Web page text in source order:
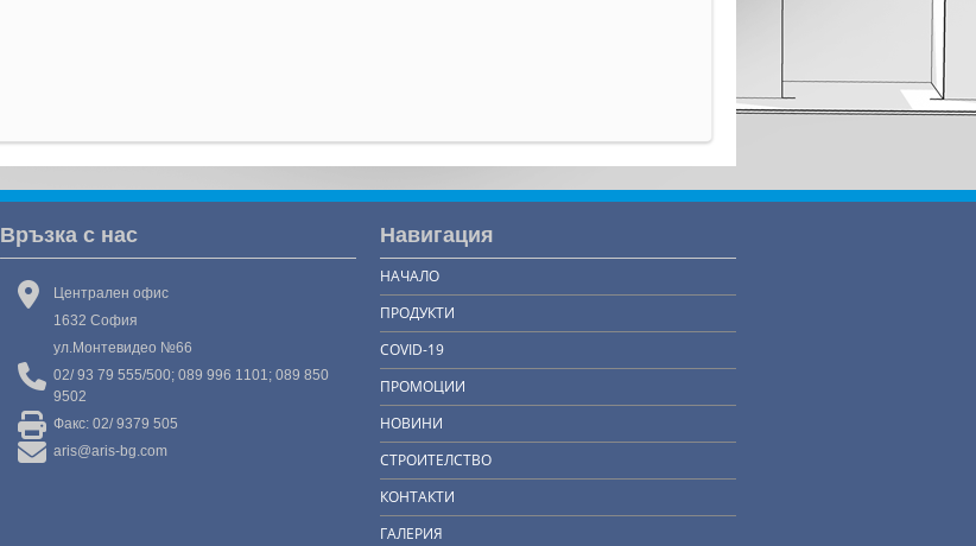
Връзка с нас
Централен офис
1632 София
ул.Монтевидео №66
02/ 93 79 555/500; 089 996 1101; 089 850
9502
Факс: 02/ 9379 505
aris@aris-bg.com
Навигация
НАЧАЛО
ПРОДУКТИ
COVID-19
ПРОМОЦИИ
НОВИНИ
СТРОИТЕЛСТВО
КОНТАКТИ
ГАЛЕРИЯ